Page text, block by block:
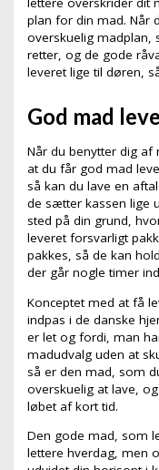
plan for din mad. Når
overskuelig madplan,
retter, og de gode
leveret lige til døren,
God mad
Når du benytter dig
at du får god mad
så kan du lave en
de sætter kassen lige
sted på din grund,
leveret forsvarligt
pakkes, så de kan
der går nogle timer
Konceptet med at få
indpas i de danske
er let og fordi, man
madudvalg uden at
så er den mad, som
overskuelig at lave,
løbet af kort tid.
Den gode mad, som
lettere hverdag, men